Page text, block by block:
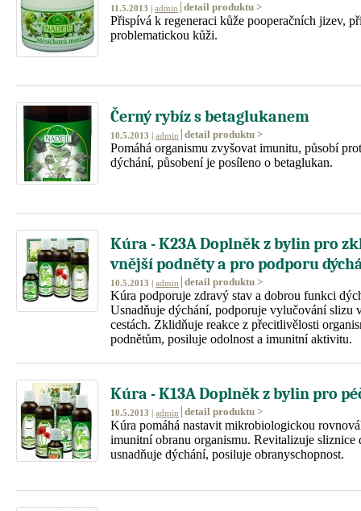
11.5.2013 | admin detail produktu >
Přispívá k regeneraci kůže pooperačních jizev,
problematickou kůži.
Černý rybíz s betaglukanem
10.5.2013 | admin detail produktu >
Pomáhá organismu zvyšovat imunitu, působí
dýchání, působení je posíleno o betaglukan.
Kúra - K23A Doplněk z bylin pro
vnější podněty a pro podporu
10.5.2013 | admin detail produktu >
Kúra podporuje zdravý stav a dobrou funkci
Usnadňuje dýchání, podporuje vylučování slizu
cestách. Zklidňuje reakce z přecitlivělosti
podnětům, posiluje odolnost a imunitní aktivitu.
Kúra - K13A Doplněk z bylin pro
10.5.2013 | admin detail produktu >
Kúra pomáhá nastavit mikrobiologickou
imunitní obranu organismu. Revitalizuje sliznice
usnadňuje dýchání, posiluje obranyschopnost.